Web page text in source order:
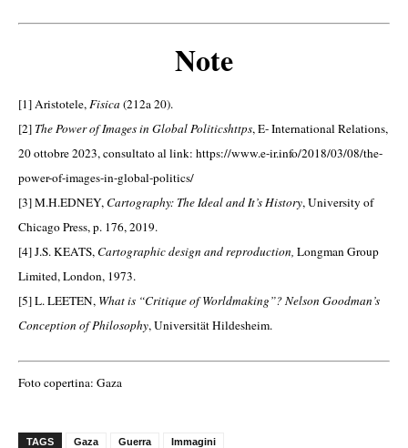
Note
[1]Aristotele,Fisica (212a 20).
[2] The Power of Images in Global Politicshttps, E- International Relations,
20 ottobre 2023, consultato al link: https://www.e-ir.info/2018/03/08/the-
power-of-images-in-global-politics/
[3]M.H.EDNEY, Cartography: The Ideal and It’s History, University of
Chicago Press, p. 176, 2019.
[4]J.S. KEATS, Cartographic design and reproduction, Longman Group
Limited, London, 1973.
[5]L. LEETEN, What is “Critique of Worldmaking”? Nelson Goodman’s
Conception of Philosophy, Universität Hildesheim.
Foto copertina: Gaza
TAGS Gaza Guerra Immagini